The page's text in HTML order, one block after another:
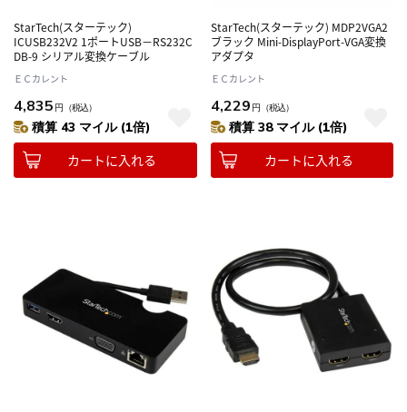
StarTech(スターテック)
ICUSB232V2 1ポートUSB－RS232C
DB-9 シリアル変換ケーブル
ＥＣカレント
4,835 円 （税込）
積算 43 マイル (1倍)
カートに入れる
StarTech(スターテック) MDP2VGA2
ブラック Mini-DisplayPort-VGA変換
アダプタ
ＥＣカレント
4,229 円 （税込）
積算 38 マイル (1倍)
カートに入れる